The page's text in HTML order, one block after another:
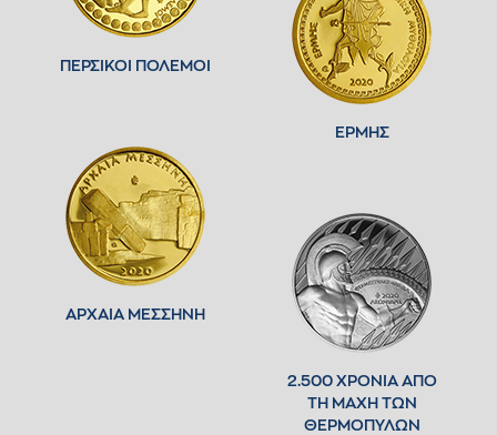
ΠΕΡΣΙΚΟΙ ΠΟΛΕΜΟΙ
ΕΡΜΗΣ
ΑΡΧΑΙΑ ΜΕΣΣΗΝΗ
2.500 ΧΡΟΝΙΑ ΑΠΟ
ΤΗ ΜΑΧΗ ΤΩΝ
ΘΕΡΜΟΠΥΛΩΝ